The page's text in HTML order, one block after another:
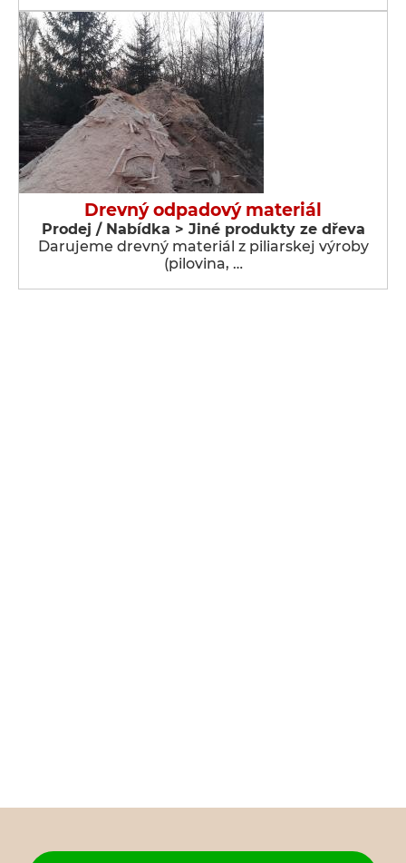
Drevný odpadový materiál
Prodej / Nabídka > Jiné produkty ze dřeva
Darujeme drevný materiál z piliarskej výroby
(pilovina, …